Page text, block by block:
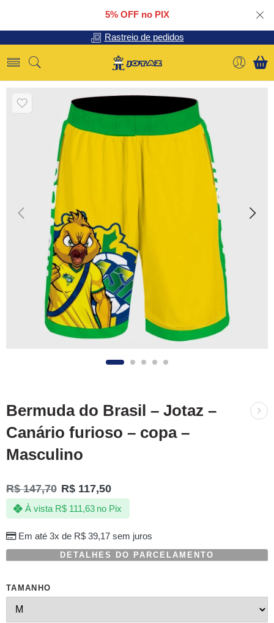
5% OFF no PIX
Rastreio de pedidos
Bermuda do Brasil – Jotaz –
Canário furioso – copa –
Masculino
R$147,70 R$ 117,50
Em até 3x de R$39,17sem juros
À vista R$111,63 no Pix
DETALHES DO PARCELAMENTO
TAMANHO